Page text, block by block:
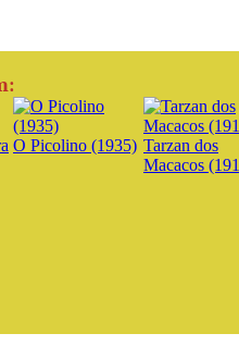
O Picolino (1935) Tarzan dos
Macacos